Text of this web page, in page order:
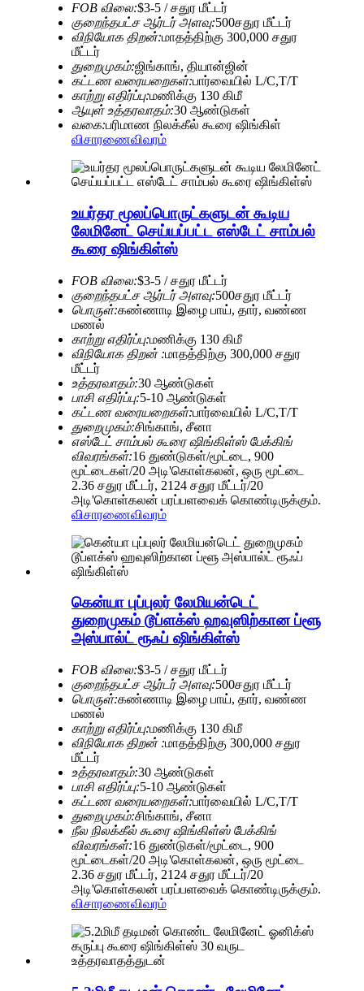
FOB விலை:$3-5 / சதுர மீட்டர்
குறைந்தபட்ச ஆர்டர் அளவு:500சதுர மீட்டர்
விநியோக திறன்:மாதத்திற்கு 300,000 சதுர
மீட்டர்
துறைமுகம்:ஜிங்காங், தியான்ஜின்
கட்டண வரையறைகள்:பார்வையில் L/C,T/T
காற்று எதிர்ப்பு:மணிக்கு 130 கிமீ
ஆயுள் உத்தரவாதம்:30 ஆண்டுகள்
வகை:பரிமாண நிலக்கீல் கூரை ஷிங்கிள்
விசாரணைவிவரம்
உயர்தர மூலப்பொருட்களுடன் கூடிய
லேமினேட் செய்யப்பட்ட எஸ்டேட் சாம்பல்
கூரை ஷிங்கிள்ஸ்
FOB விலை:$3-5 / சதுர மீட்டர்
குறைந்தபட்ச ஆர்டர் அளவு:500சதுர மீட்டர்
பொருள்:கண்ணாடி இழை பாய், தார், வண்ண
மணல்
காற்று எதிர்ப்பு:மணிக்கு 130 கிமீ
விநியோக திறன் :மாதத்திற்கு 300,000 சதுர
மீட்டர்
உத்தரவாதம்:30 ஆண்டுகள்
பாசி எதிர்ப்பு:5-10 ஆண்டுகள்
கட்டண வரையறைகள்:பார்வையில் L/C,T/T
துறைமுகம்:சிங்காங், சீனா
எஸ்டேட் சாம்பல் கூரை ஷிங்கிள்ஸ் பேக்கிங்
விவரங்கள்:16 துண்டுகள்/மூட்டை, 900
மூட்டைகள்/20 அடி'கொள்கலன், ஒரு மூட்டை
2.36 சதுர மீட்டர், 2124 சதுர மீட்டர்/20
அடி'கொள்கலன் பரப்பளவைக் கொண்டிருக்கும்.
விசாரணைவிவரம்
கென்யா புப்புலர் லேமியன்டெட்
துறைமுகம் டூப்ளக்ஸ் ஹவுஸிற்கான ப்ளூ
அஸ்பால்ட் ரூஃப் ஷிங்கிள்ஸ்
FOB விலை:$3-5 / சதுர மீட்டர்
குறைந்தபட்ச ஆர்டர் அளவு:500சதுர மீட்டர்
பொருள்:கண்ணாடி இழை பாய், தார், வண்ண
மணல்
காற்று எதிர்ப்பு:மணிக்கு 130 கிமீ
விநியோக திறன் :மாதத்திற்கு 300,000 சதுர
மீட்டர்
உத்தரவாதம்:30 ஆண்டுகள்
பாசி எதிர்ப்பு:5-10 ஆண்டுகள்
கட்டண வரையறைகள்:பார்வையில் L/C,T/T
துறைமுகம்:சிங்காங், சீனா
நீல நிலக்கீல் கூரை ஷிங்கிள்ஸ் பேக்கிங்
விவரங்கள்:16 துண்டுகள்/மூட்டை, 900
மூட்டைகள்/20 அடி'கொள்கலன், ஒரு மூட்டை
2.36 சதுர மீட்டர், 2124 சதுர மீட்டர்/20
அடி'கொள்கலன் பரப்பளவைக் கொண்டிருக்கும்.
விசாரணைவிவரம்